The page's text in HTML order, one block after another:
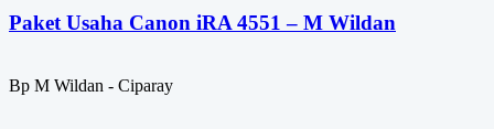
Paket Usaha Canon iRA 4551 – M Wildan
Bp M Wildan - Ciparay